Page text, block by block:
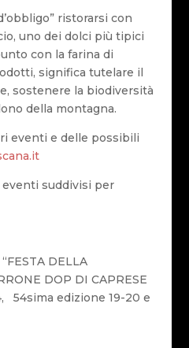
ristorarsi con
uno dei dolci più tipici
con la farina di
significa tutelare il
sostenere la biodiversità
della montagna.
eventi e delle possibili
eventi suddivisi per
DELLA
DOP DI CAPRESE
54sima edizione 19-20 e